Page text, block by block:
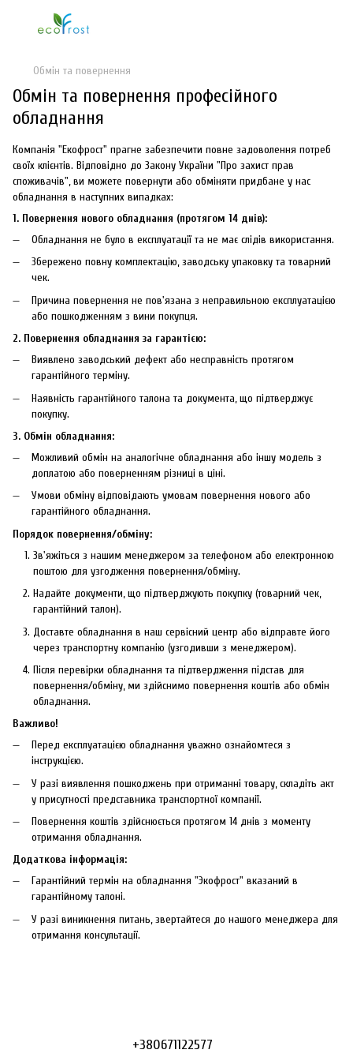
Обмін та повернення
Обмін та повернення професійного
обладнання
Компанія "Екофрост" прагне забезпечити повне задоволення потреб
своїх клієнтів. Відповідно до Закону України "Про захист прав
споживачів", ви можете повернути або обміняти придбане у нас
обладнання в наступних випадках:
1. Повернення нового обладнання (протягом 14 днів):
Обладнання не було в експлуатації та не має слідів використання.
Збережено повну комплектацію, заводську упаковку та товарний
чек.
Причина повернення не пов'язана з неправильною експлуатацією
або пошкодженням з вини покупця.
2. Повернення обладнання за гарантією:
Виявлено заводський дефект або несправність протягом
гарантійного терміну.
Наявність гарантійного талона та документа, що підтверджує
покупку.
3. Обмін обладнання:
Можливий обмін на аналогічне обладнання або іншу модель з
доплатою або поверненням різниці в ціні.
Умови обміну відповідають умовам повернення нового або
гарантійного обладнання.
Порядок повернення/обміну:
Зв'яжіться з нашим менеджером за телефоном або електронною
поштою для узгодження повернення/обміну.
Надайте документи, що підтверджують покупку (товарний чек,
гарантійний талон).
Доставте обладнання в наш сервісний центр або відправте його
через транспортну компанію (узгодивши з менеджером).
Після перевірки обладнання та підтвердження підстав для
повернення/обміну, ми здійснимо повернення коштів або обмін
обладнання.
Важливо!
Перед експлуатацією обладнання уважно ознайомтеся з
інструкцією.
У разі виявлення пошкоджень при отриманні товару, складіть акт
у присутності представника транспортної компанії.
Повернення коштів здійснюється протягом 14 днів з моменту
отримання обладнання.
Додаткова інформація:
Гарантійний термін на обладнання "Экофрост" вказаний в
гарантійному талоні.
У разі виникнення питань, звертайтеся до нашого менеджера для
отримання консультації.
+380671122577